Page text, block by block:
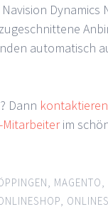
automatisch
Dann
im
, MAGENTO,
,